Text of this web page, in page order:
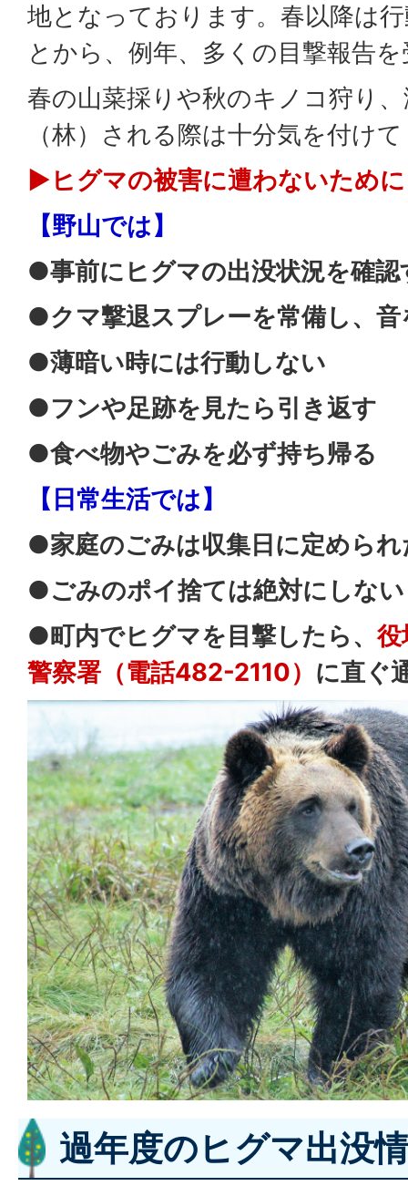
地となっております。春以降は
とから、例年、多くの目撃報告
春の山菜採りや秋のキノコ狩り
（林）される際は十分気を付け
▶ヒグマの被害に遭わないために
【野山では】
●事前にヒグマの出没状況を確認
●クマ撃退スプレーを常備し、
●薄暗い時には行動しない
●フンや足跡を見たら引き返す
●食べ物やごみを必ず持ち帰る
【日常生活では】
●家庭のごみは収集日に定めら
●ごみのポイ捨ては絶対にしない
●町内でヒグマを目撃したら、役
警察署（電話482-2110） に直ぐ
過年度のヒグマ出没